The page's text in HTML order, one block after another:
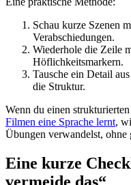
Schau kurze Szenen
Verabschiedungen.
Wiederhole die Zeile
Höflichkeitsmarkern.
Tausche ein Detail
die Struktur.
Wenn du einen
Filmen eine Sprache lernt,
Übungen verwandelst, ohne
Eine kurze